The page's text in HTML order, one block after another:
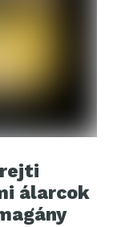
álarcok